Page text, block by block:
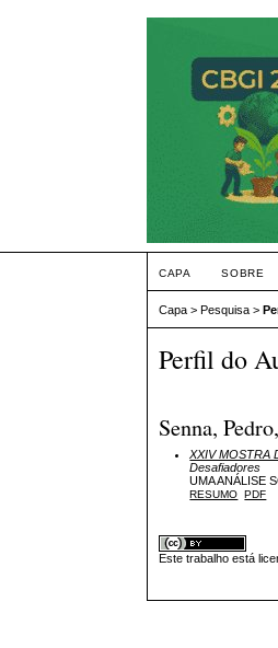
CAPA SOBRE
Capa >Pesquisa >
Perfil do
Senna,
XXIV MOSTRA
Desafiadores
UMA ANÁLISE
RESUMO PDF
Este trabalho está